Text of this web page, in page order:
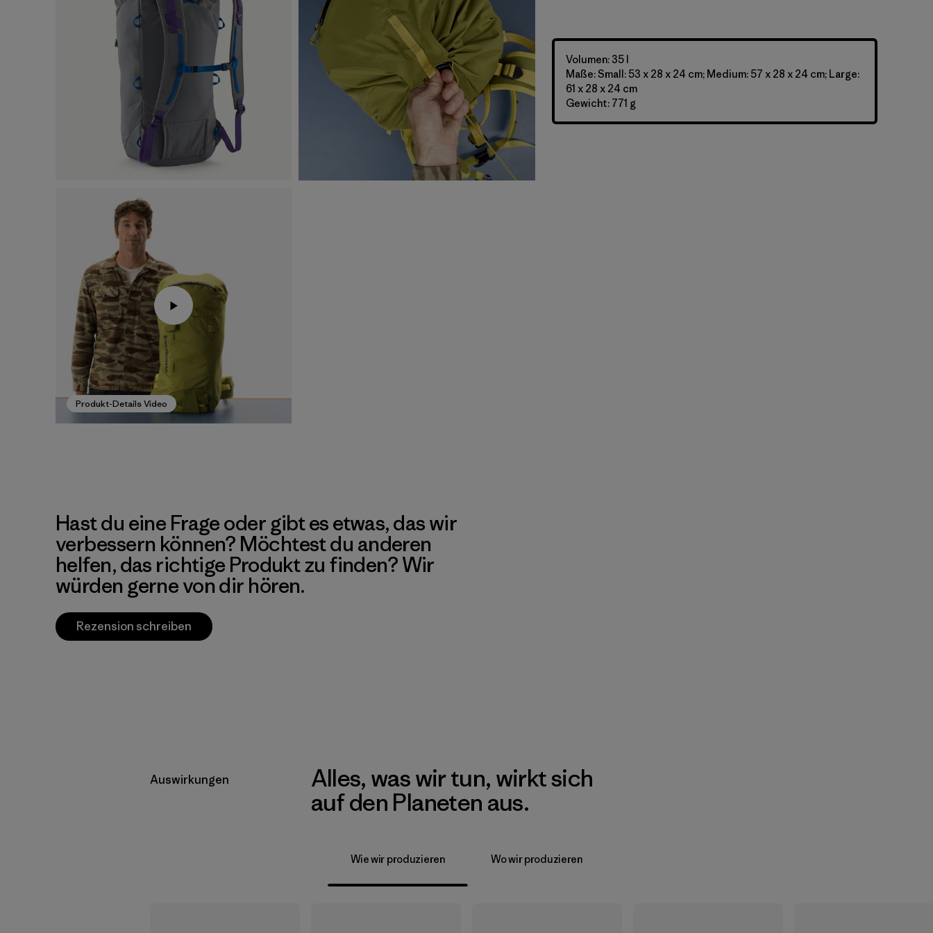
Produkt-Details Video
Volumen: 35 l
Maße: Small: 53 x 28 x 24 cm; Medium: 57 x 28 x 24 cm; Large:
61 x 28 x 24 cm
Gewicht: 771 g
Hast du eine Frage oder gibt es etwas, das wir
verbessern können? Möchtest du anderen
helfen, das richtige Produkt zu finden? Wir
würden gerne von dir hören.
Rezension schreiben
Auswirkungen
Alles, was wir tun, wirkt sich
auf den Planeten aus.
Wie wir produzieren Wo wir produzieren